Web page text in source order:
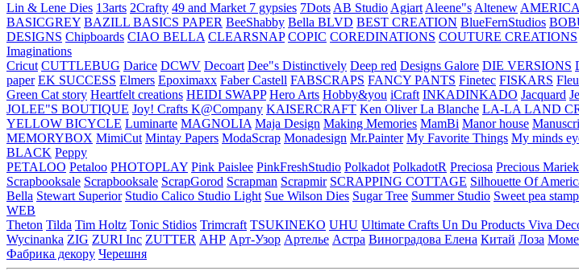
Lin & Lene Dies 13arts 2Crafty 49 and Market 7 gypsies 7Dots AB Studio Agiart Aleene"s Altenew
BASICGREY BAZILL BASICS PAPER BeeShabby Bella BLVD BEST CREATION BlueFernStudios
DESIGNS Chipboards CIAO BELLA CLEARSNAP COPIC COREDINATIONS COUTURE CREATIONS
Imaginations
Cricut CUTTLEBUG Darice DCWV Decoart Dee"s Distinctively Deep red Designs Galore DIE VERSIONS
paper EK SUCCESS Elmers Epoximaxx Faber Castell FABSCRAPS FANCY PANTS Finetec FISKARS
Green Cat story Heartfelt creations HEIDI SWAPP Hero Arts Hobby&you iCraft INKADINKADO Jacquard
JOLEE"S BOUTIQUE Joy! Crafts K@Company KAISERCRAFT Ken OliverLa Blanche LA-LA LAND
YELLOW BICYCLE Luminarte MAGNOLIA Maja Design Making Memories MamBi Manor house
MEMORYBOX MimiCut Mintay Papers ModaScrap Monadesign Mr.Painter My Favorite Things My minds
BLACK Peppy
PETALOO Petaloo PHOTOPLAY Pink Paislee PinkFreshStudio Polkadot PolkadotR Preciosa Precious
Scrapbooksale Scrapbooksale ScrapGorod Scrapman Scrapmir SCRAPPING COTTAGE Silhouette Of
Bella Stewart Superior Studio Calico Studio Light Sue Wilson Dies Sugar Tree Summer Studio Sweet pea
WEB
Theton Tilda Tim Holtz Tonic Stidios Trimcraft TSUKINEKO UHU Ultimate Crafts Un Du Products Viva
Wycinanka ZIG ZURI Inc ZUTTER АНР Арт-Узор Артелье Астра Виноградова Елена Китай Лоза
Фабрика декору Черешня